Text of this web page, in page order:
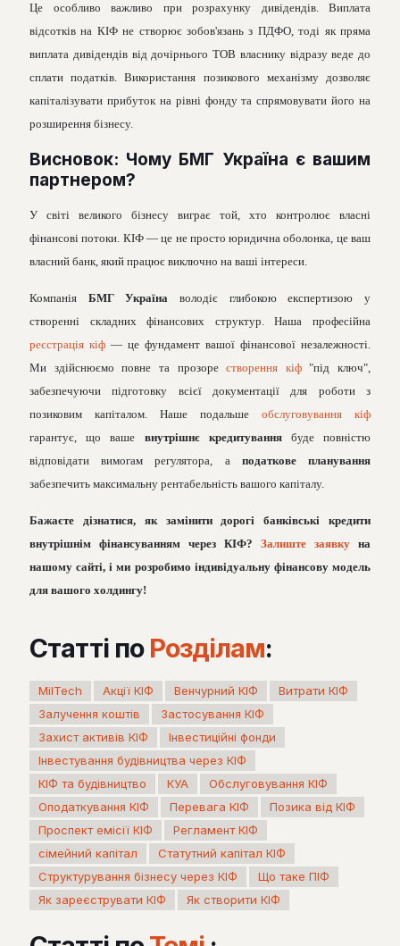
Це особливо важливо при розрахунку дивідендів. Виплата
відсотків на КІФ не створює зобов'язань з ПДФО, тоді як пряма
виплата дивідендів від дочірнього ТОВ власнику відразу веде до
сплати податків. Використання позикового механізму дозволяє
капіталізувати прибуток на рівні фонду та спрямовувати його на
розширення бізнесу.
Висновок: Чому БМГ Україна є вашим
партнером?
У світі великого бізнесу виграє той, хто контролює власні
фінансові потоки. КІФ — це не просто юридична оболонка, це ваш
власний банк, який працює виключно на ваші інтереси.
Компанія БМГ Україна володіє глибокою експертизою у
створенні складних фінансових структур. Наша професійна
реєстрація кіф — це фундамент вашої фінансової незалежності.
Ми здійснюємо повне та прозорестворення кіф"під ключ",
забезпечуючи підготовку всієї документації для роботи з
позиковим капіталом. Наше подальше обслуговування кіф
гарантує, що ваше внутрішнє кредитуваннябуде повністю
відповідати вимогам регулятора, а податкове планування
забезпечить максимальну рентабельність вашого капіталу.
Бажаєте дізнатися, як замінити дорогі банківські кредити
внутрішнім фінансуванням через КІФ? Залиште заявку на
нашому сайті, і ми розробимо індивідуальну фінансову модель
для вашого холдингу!
Статті по Розділам:
MilTech Акції КІФ Венчурний КІФ
Витрати КІФ
Залучення коштів
Застосування КІФ
Захист активів КІФ
Інвестиційні фонди
Інвестування будівництва через КІФ
КІФ та будівництво
КУА
Обслуговування КІФ
Оподаткування КІФ
Перевага КІФ
Позика від КІФ
Проспект емісії КІФ
Регламент КІФ
сімейний капітал
Статутний капітал КІФ
Структурування бізнесу через КІФ
Що таке ПІФ
Як зареєструвати КІФ
Як створити КІФ